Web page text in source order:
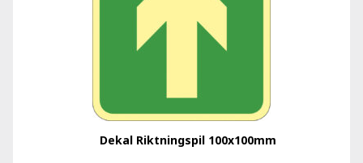
Dekal Riktningspil 100x100mm